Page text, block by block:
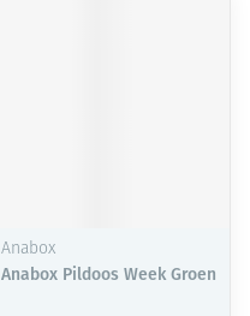
Anabox
Anabox Pildoos Week Groen